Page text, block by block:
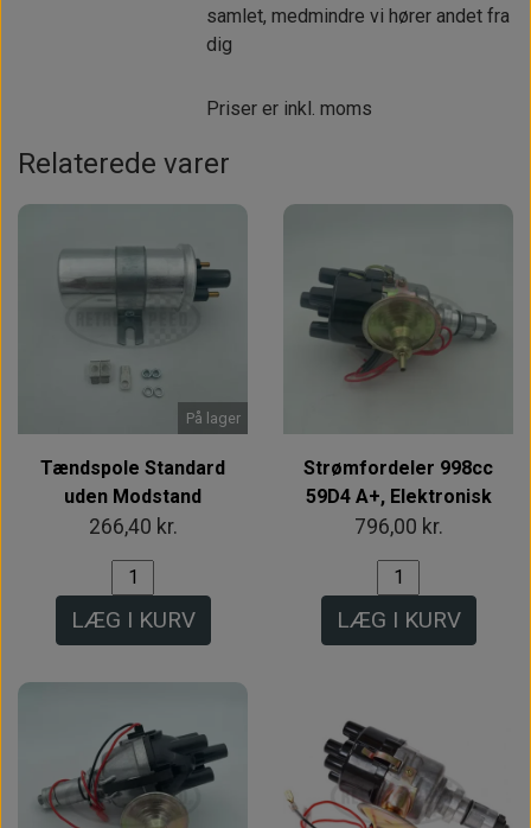
samlet, medmindre vi hører andet fra
dig
Priser er inkl. moms
Relaterede varer
På lager
Tændspole Standard
uden Modstand
266,40 kr.
LÆG I KURV
Strømfordeler 998cc
59D4 A+, Elektronisk
796,00 kr.
LÆG I KURV